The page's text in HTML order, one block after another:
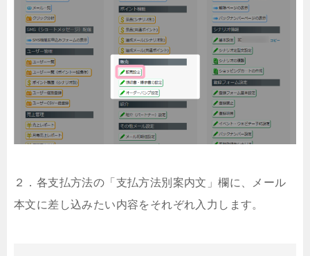
２．各支払方法の「支払方法別案内文」欄に、メール
本文に差し込みたい内容をそれぞれ入力します。